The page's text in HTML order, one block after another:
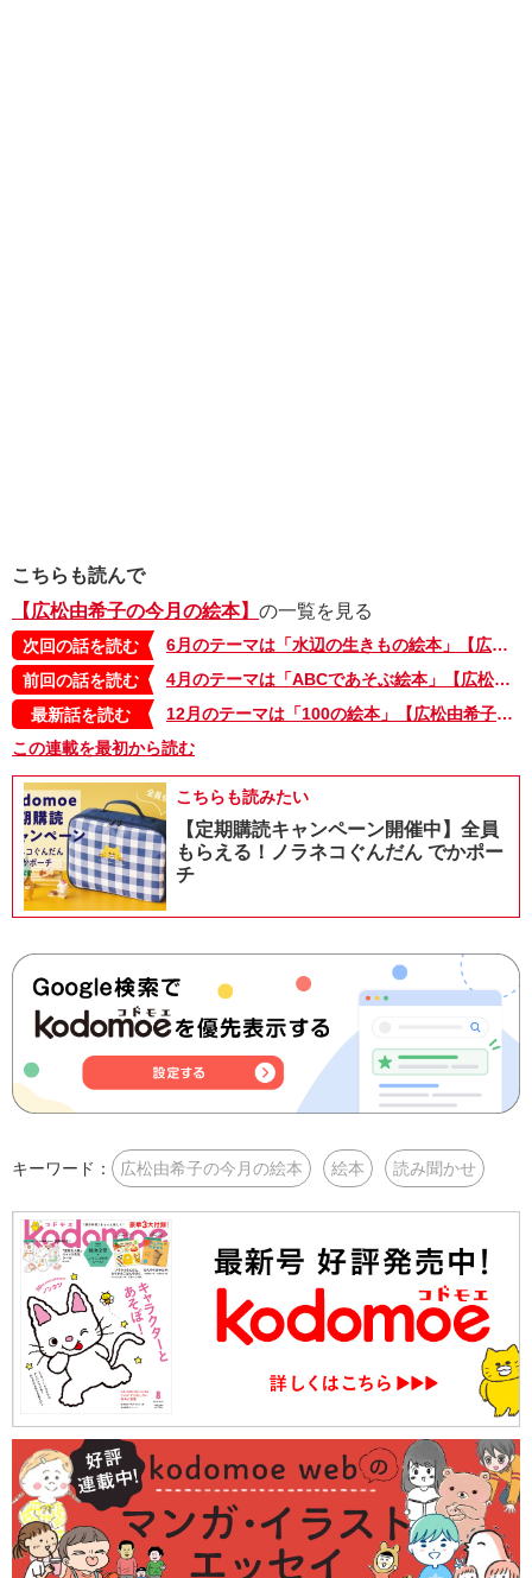
こちらも読んで
【広松由希子の今月の絵本】 の一覧を見る
次回の話を読む
6月のテーマは「水辺の生きもの絵本」【広松由希子の今月の絵本・84】
前回の話を読む
4月のテーマは「ABCであそぶ絵本」【広松由希子の今月の絵本・82】
最新話を読む
12月のテーマは「100の絵本」【広松由希子の今月の絵本・100】
この連載を最初から読む
こちらも読みたい
【定期購読キャンペーン開催中】全員
もらえる！ノラネコぐんだん でかポー
チ
キーワード： 広松由希子の今月の絵本 絵本 読み聞かせ